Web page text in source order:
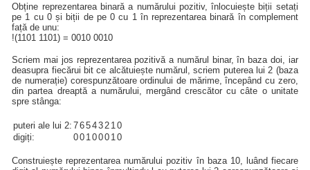
Obține reprezentarea binară a numărului pozitiv, înlocuiește biții setați
pe 1 cu 0 și biții de pe 0 cu 1 în reprezentarea binară în complement
față de unu:
!(1101 1101) = 0010 0010
Scriem mai jos reprezentarea pozitivă a numărul binar, în baza doi, iar
deasupra fiecărui bit ce alcătuiește numărul, scriem puterea lui 2 (baza
de numerație) corespunzătoare ordinului de mărime, începând cu zero,
din partea dreaptă a numărului, mergând crescător cu câte o unitate
spre stânga:
puteri ale lui 2: 76543 2 1 0
digiți:
00 1 000 1 0
Construiește reprezentarea numărului pozitiv în baza 10, luând fiecare